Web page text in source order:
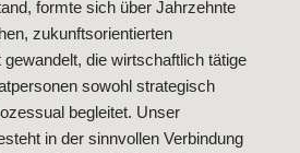
formte sich über Jahrzehnte
zukunftsorientierten
die wirtschaftlich tätige
sowohl strategisch
begleitet. Unser
in der sinnvollen Verbindung